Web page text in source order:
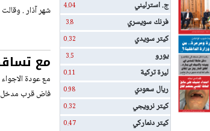
ج. استرليني 4.04
فرنك سويسري 3.8
كيتر سويدي 0.32
يورو 3.5
ليرة تركية 0.11
ريال سعودي 0.98
كيتر نرويجي 0.32
كيتر دنماركي 0.47
شهر آذار . وقالت
مع
خشبة
مع عودة
فاض قرب مدخل